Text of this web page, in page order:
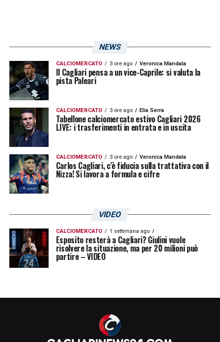
percezione diversa dalla nostra».
LA PLAYLIST DELLE NOSTRE TOP NEWS
NEWS
CALCIOMERCATO 3 ore ago Veronica Mandala
Il Cagliari pensa a un vice-Caprile: si valuta la
pista Paleari
CALCIOMERCATO 3 ore ago Elia Serra
Tabellone calciomercato estivo Cagliari 2026
LIVE: i trasferimenti in entrata e in uscita
CALCIOMERCATO 3 ore ago Veronica Mandala
Carlos Cagliari, c’è fiducia sulla trattativa con il
Nizza! Si lavora a formula e cifre
VIDEO
CALCIOMERCATO 1 settimana ago
Esposito resterà a Cagliari? Giulini vuole
risolvere la situazione, ma per 20 milioni può
partire – VIDEO